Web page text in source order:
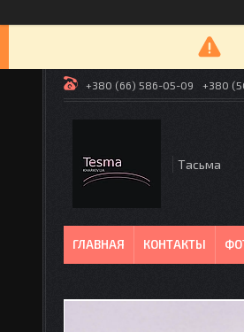
+380 (66) 586-05-09 +380
Tасьма
ГЛАВНАЯ КОНТАКТЫ